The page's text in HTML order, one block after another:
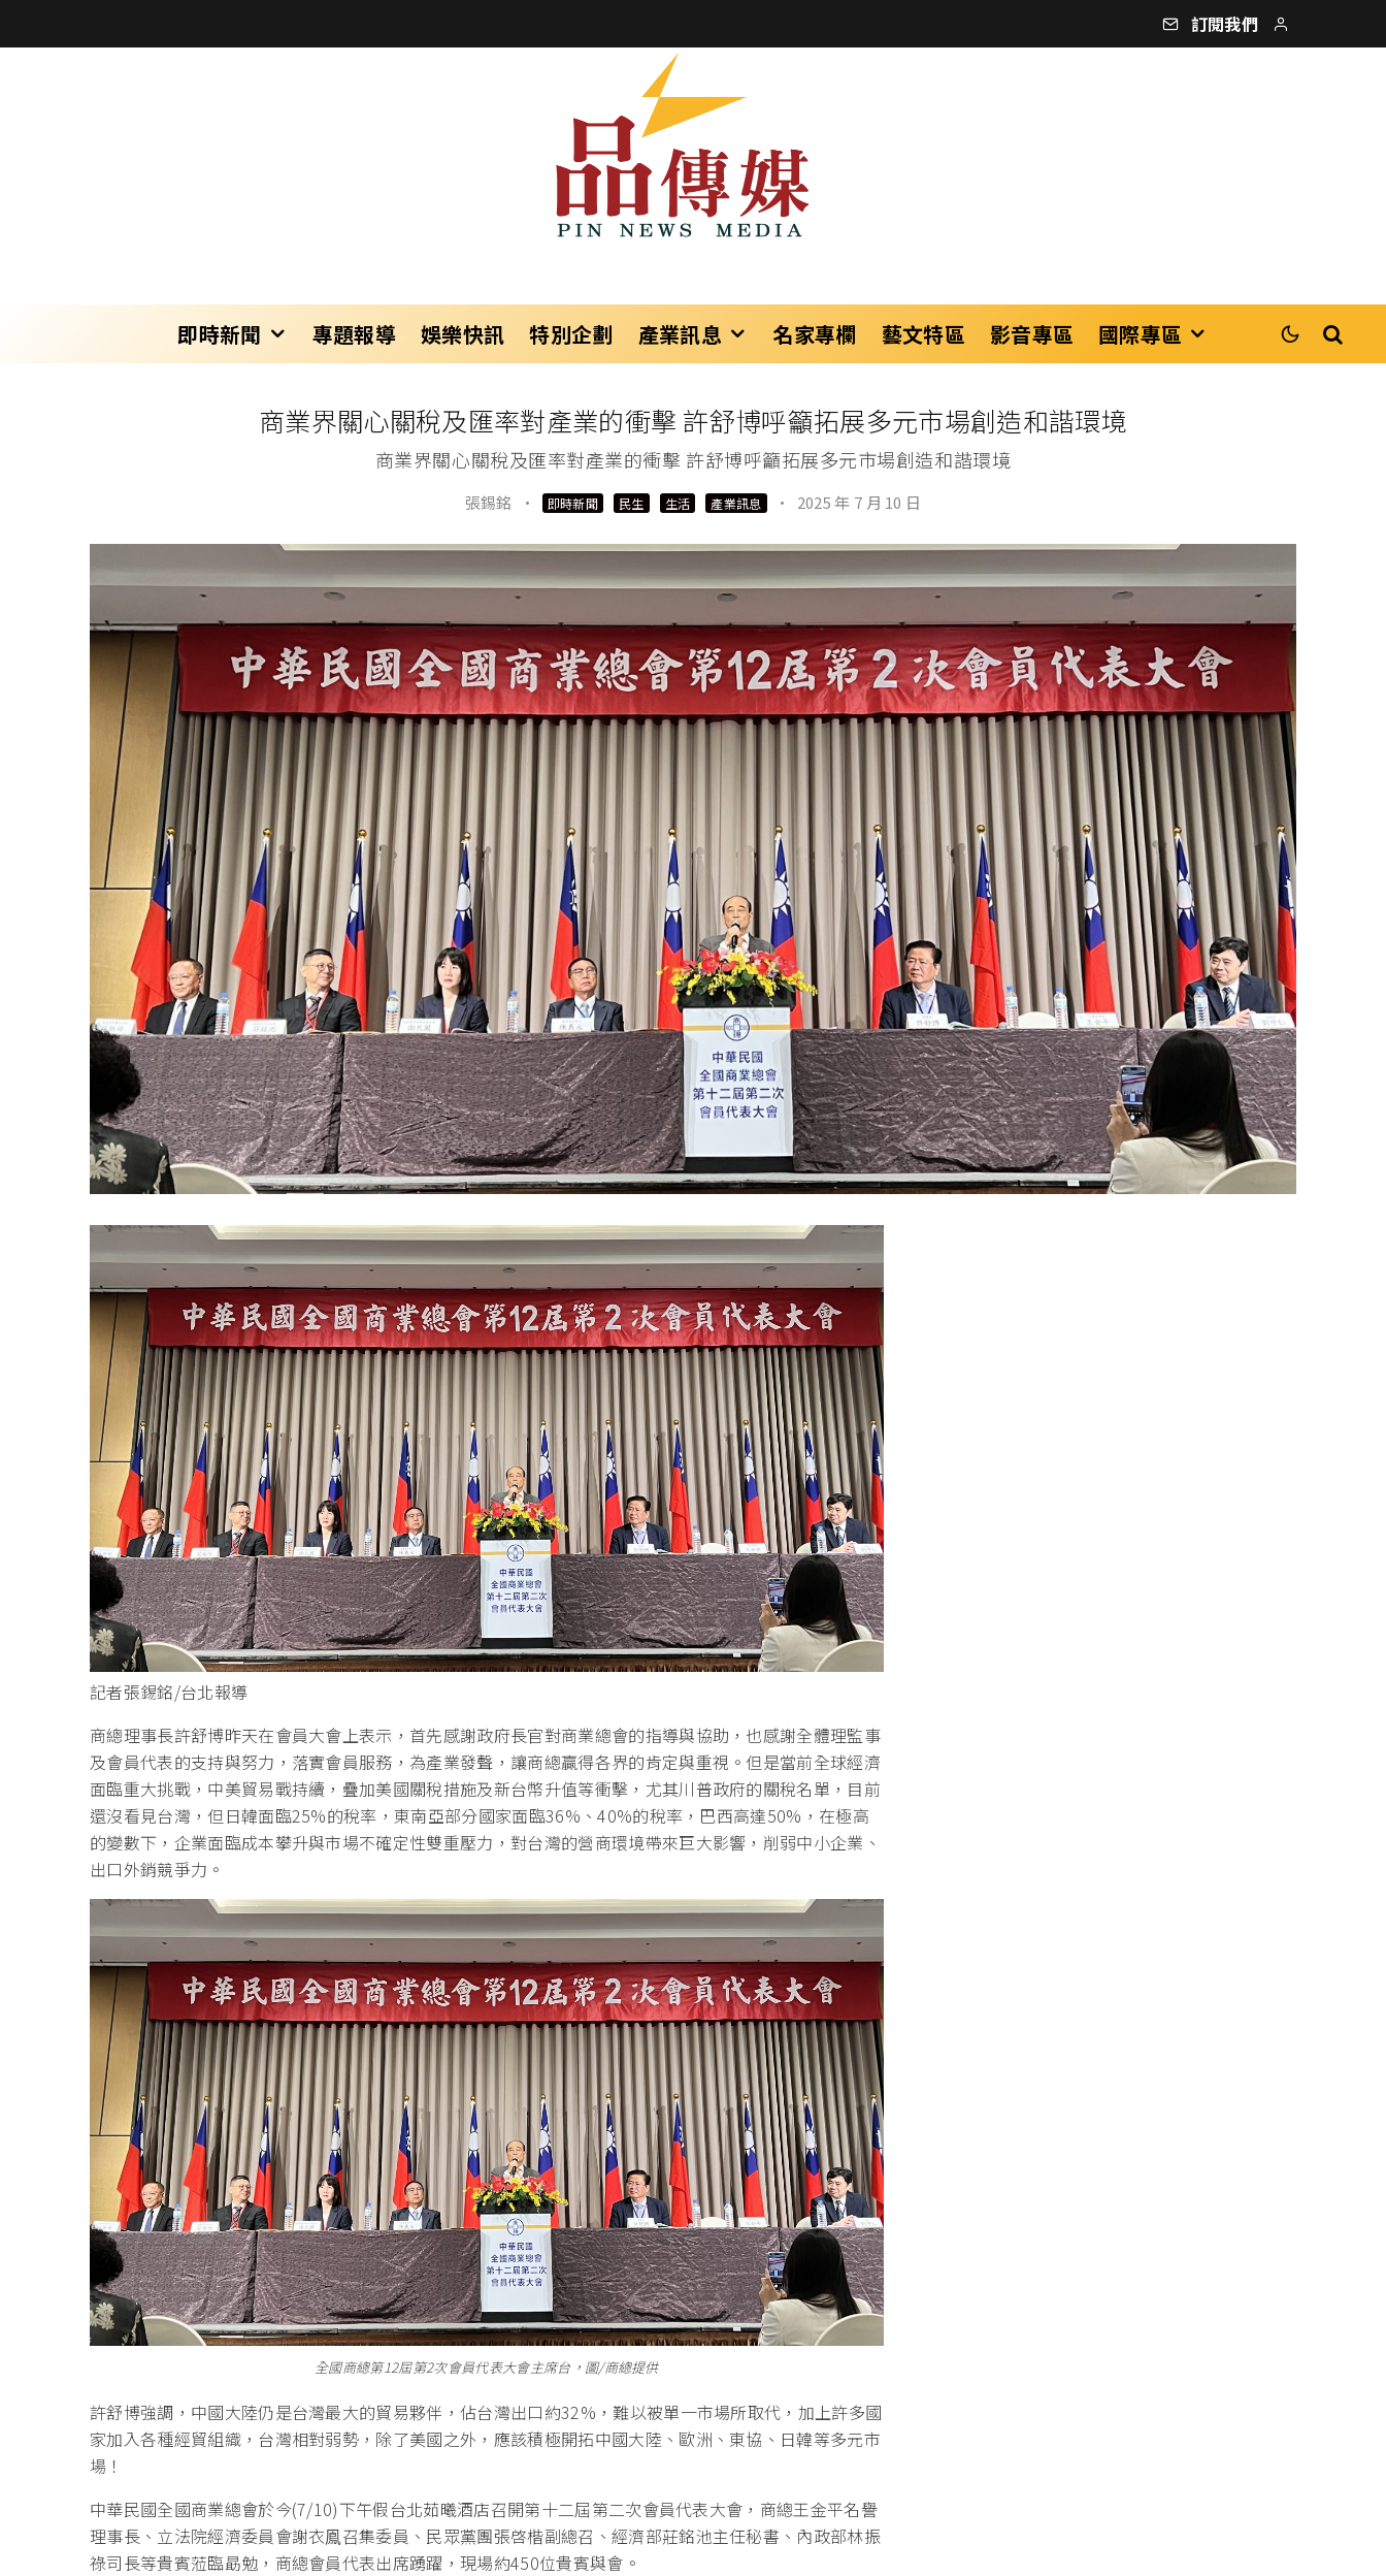
訂閱我們
即時新聞 專題報導 娛樂快訊 特別企劃 產業訊息 名家專欄 藝文特區 影音專區 國際專區
商業界關心關稅及匯率對產業的衝擊 許舒博呼籲拓展多元市場創造和諧環境
商業界關心關稅及匯率對產業的衝擊 許舒博呼籲拓展多元市場創造和諧環境
張錫銘 · 即時新聞 民生 生活 產業訊息 · 2025 年 7 月 10 日
記者張錫銘/台北報導
商總理事長許舒博昨天在會員大會上表示，首先感謝政府長官對商業總會的指導與協助，也感謝全體理監事
及會員代表的支持與努力，落實會員服務，為產業發聲，讓商總贏得各界的肯定與重視。但是當前全球經濟
面臨重大挑戰，中美貿易戰持續，疊加美國關稅措施及新台幣升值等衝擊，尤其川普政府的關稅名單，目前
還沒看見台灣，但日韓面臨25%的稅率，東南亞部分國家面臨36%、40%的稅率，巴西高達50%，在極高
的變數下，企業面臨成本攀升與市場不確定性雙重壓力，對台灣的營商環境帶來巨大影響，削弱中小企業、
出口外銷競爭力。
全國商總第12屆第2次會員代表大會主席台，圖/商總提供
許舒博強調，中國大陸仍是台灣最大的貿易夥伴，佔台灣出口約32%，難以被單一市場所取代，加上許多國
家加入各種經貿組織，台灣相對弱勢，除了美國之外，應該積極開拓中國大陸、歐洲、東協、日韓等多元市
場！
中華民國全國商業總會於今(7/10)下午假台北茹曦酒店召開第十二屆第二次會員代表大會，商總王金平名譽
理事長、立法院經濟委員會謝衣鳯召集委員、民眾黨團張啓楷副總召、經濟部莊銘池主任秘書、內政部林振
祿司長等貴賓蒞臨勗勉，商總會員代表出席踴躍，現場約450位貴賓與會。